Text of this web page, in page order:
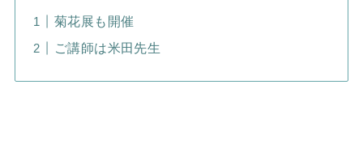
菊花展も開催
ご講師は米田先生